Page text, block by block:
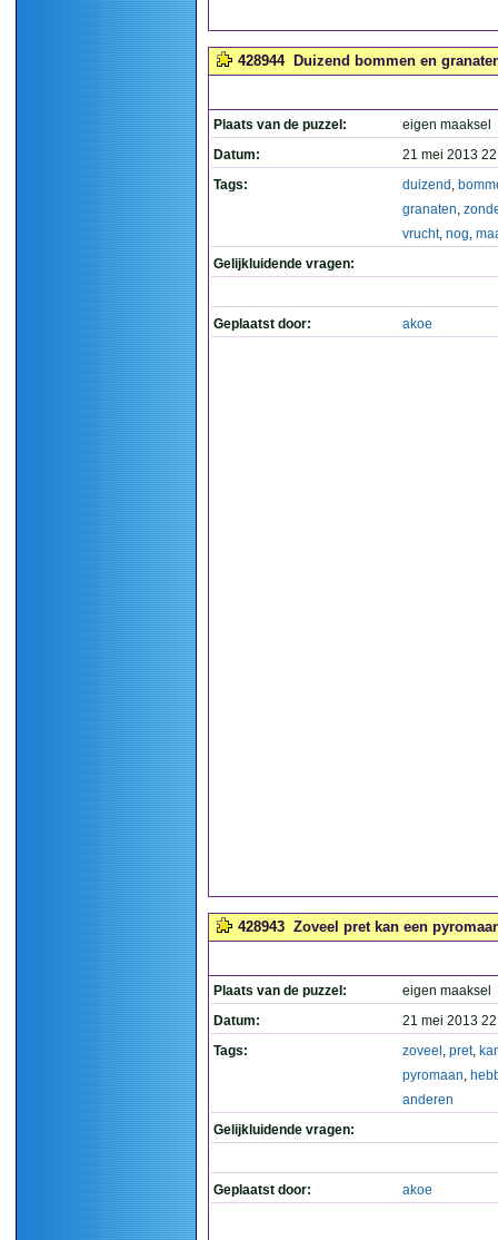
428944 Duizend bommen en
Plaats van de puzzel:
eigen maaksel
Datum:
21 mei 2013
Tags:
duizend ,
granaten,
vrucht, nog,
Gelijkluidende vragen:
Geplaatst door: akoe
428943 Zoveel pret kan een
Plaats van de puzzel:
eigen maaksel
Datum:
21 mei 2013
Tags:
zoveel , pret,
pyromaan,
anderen
Gelijkluidende vragen:
Geplaatst door: akoe